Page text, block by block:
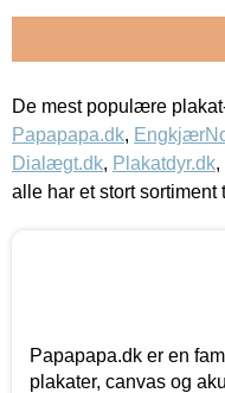
De mest populære
Papapapa.dk,
Dialægt.dk, Plakatdyr.dk,
alle har et stort sortiment
Papapapa.dk er en
plakater, canvas og